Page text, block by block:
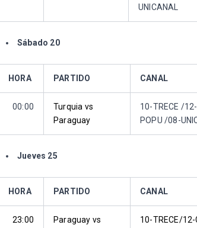
UNICANAL
Sábado 20
HORA PARTIDO CANAL
00:00
Turquia vs
Paraguay
10-TRECE /
POPU /08-
Jueves 25
HORA PARTIDO CANAL
23:00
Paraguay vs
10-TRECE/